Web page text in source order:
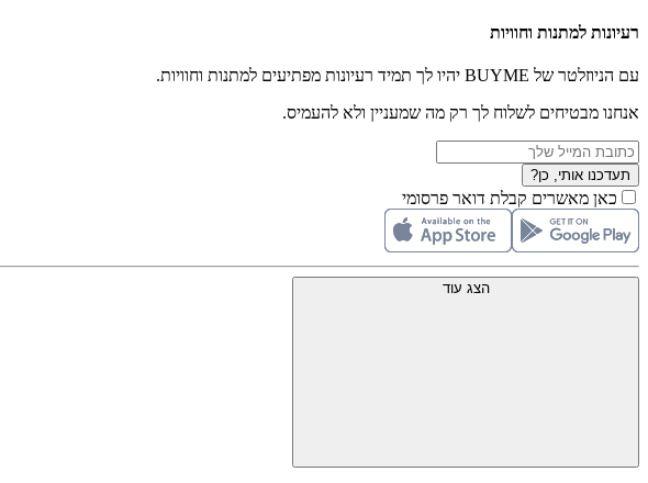
רעיונות למתנות וחוויות
עם הניוזלטר של BUYME יהיו לך תמיד רעיונות מפתיעים למתנות וחוויות.
אנחנו מבטיחים לשלוח לך רק מה שמעניין ולא להעמיס.
תעדכנו אותי, כן?
כאן מאשרים קבלת דואר פרסומי
הצג עוד